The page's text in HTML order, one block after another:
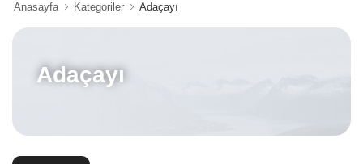
Anasayfa Kategoriler Adaçayı
Adaçayı